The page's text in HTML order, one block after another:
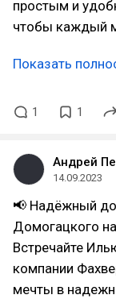
простым и
чтобы каждый
Показать
1 1
Андрей
14.09.2023
📢 Надёжный
Домогацкого
Встречайте
компании
мечты в